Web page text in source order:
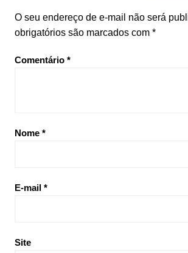
O seu endereço de e-mail não será
obrigatórios são marcados com *
Comentário *
Nome *
E-mail *
Site